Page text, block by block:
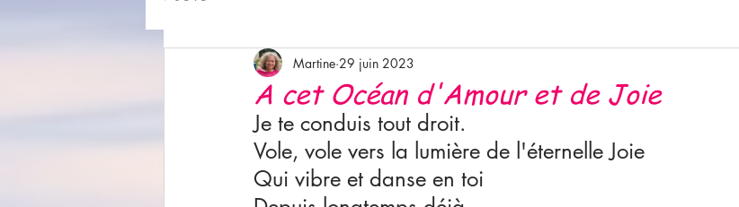
A cet Océan d'Amour et de Joie
Martine 29 juin 2023
Je te conduis tout droit.
Vole, vole vers la lumière de l'éternelle Joie
Qui vibre et danse en toi